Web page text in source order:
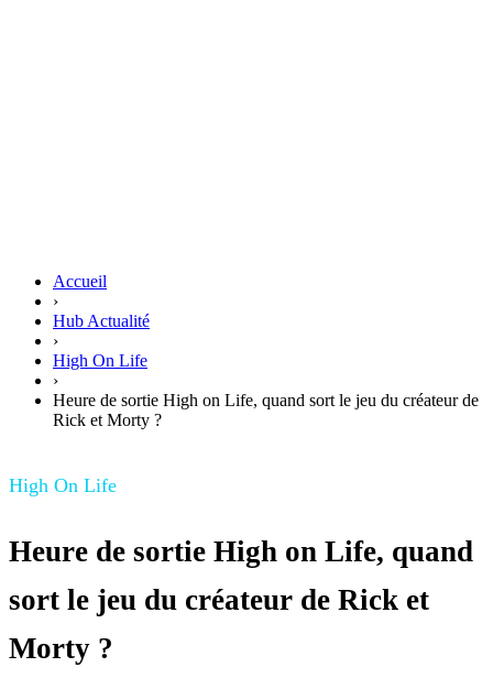
Accueil
›
Hub Actualité
›
High On Life
›
Heure de sortie High on Life, quand sort le jeu du créateur de
Rick et Morty ?
High On Life
Heure de sortie High on Life, quand
sort le jeu du créateur de Rick et
Morty ?